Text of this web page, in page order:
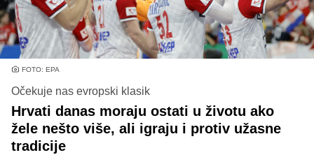
FOTO: EPA
Očekuje nas evropski klasik
Hrvati danas moraju ostati u životu ako
žele nešto više, ali igraju i protiv užasne
tradicije